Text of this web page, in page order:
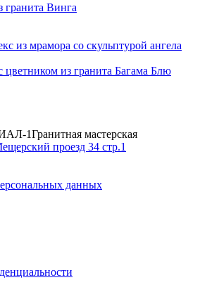
гранита Винга
из мрамора со скульптурой ангела
1Гранитная мастерская
проезд 34 стр.1
данных